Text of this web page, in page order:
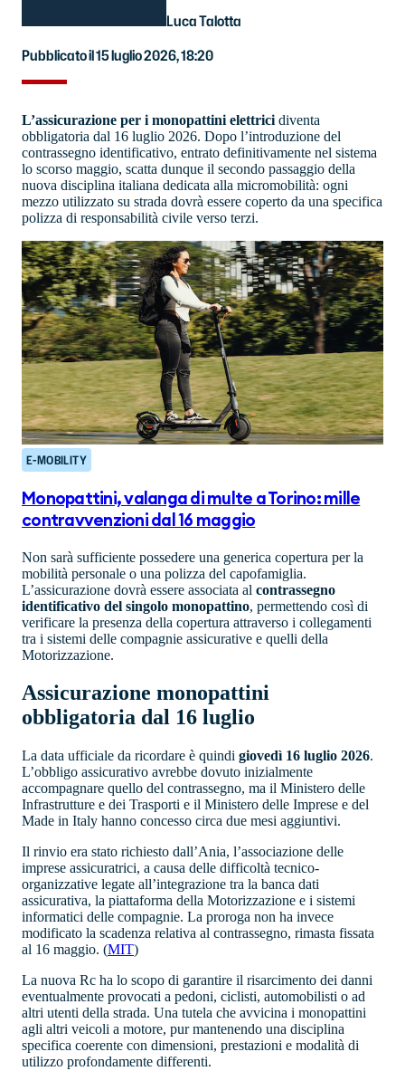
Luca Talotta
Pubblicato il 15 luglio 2026, 18:20
L’assicurazione per i monopattini elettrici diventa
obbligatoria dal 16 luglio 2026. Dopo l’introduzione del
contrassegno identificativo, entrato definitivamente nel sistema
lo scorso maggio, scatta dunque il secondo passaggio della
nuova disciplina italiana dedicata alla micromobilità: ogni
mezzo utilizzato su strada dovrà essere coperto da una specifica
polizza di responsabilità civile verso terzi.
E-MOBILITY
Monopattini, valanga di multe a Torino: mille
contravvenzioni dal 16 maggio
Non sarà sufficiente possedere una generica copertura per la
mobilità personale o una polizza del capofamiglia.
L’assicurazione dovrà essere associata al contrassegno
identificativo del singolo monopattino, permettendo così di
verificare la presenza della copertura attraverso i collegamenti
tra i sistemi delle compagnie assicurative e quelli della
Motorizzazione.
Assicurazione monopattini
obbligatoria dal 16 luglio
La data ufficiale da ricordare è quindi giovedì 16 luglio 2026.
L’obbligo assicurativo avrebbe dovuto inizialmente
accompagnare quello del contrassegno, ma il Ministero delle
Infrastrutture e dei Trasporti e il Ministero delle Imprese e del
Made in Italy hanno concesso circa due mesi aggiuntivi.
Il rinvio era stato richiesto dall’Ania, l’associazione delle
imprese assicuratrici, a causa delle difficoltà tecnico-
organizzative legate all’integrazione tra la banca dati
assicurativa, la piattaforma della Motorizzazione e i sistemi
informatici delle compagnie. La proroga non ha invece
modificato la scadenza relativa al contrassegno, rimasta fissata
al 16 maggio. (MIT⁠)
La nuova Rc ha lo scopo di garantire il risarcimento dei danni
eventualmente provocati a pedoni, ciclisti, automobilisti o ad
altri utenti della strada. Una tutela che avvicina i monopattini
agli altri veicoli a motore, pur mantenendo una disciplina
specifica coerente con dimensioni, prestazioni e modalità di
utilizzo profondamente differenti.